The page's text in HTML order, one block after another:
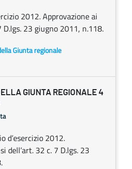
2012. Approvazione ai
D.lgs. 23 giugno 2011, n.118.
Giunta regionale
GIUNTA REGIONALE 4
d’esercizio 2012.
dell’art. 32 c. 7 D.lgs. 23